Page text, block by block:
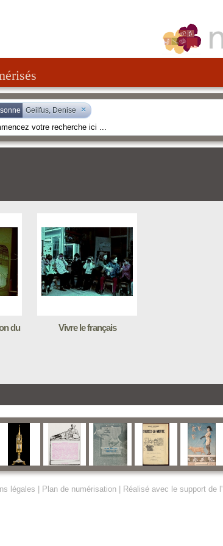
Geilfus, Denise ×
du
Vivre le français
légales Plan de numérisation| Réalisé avec le support de l'